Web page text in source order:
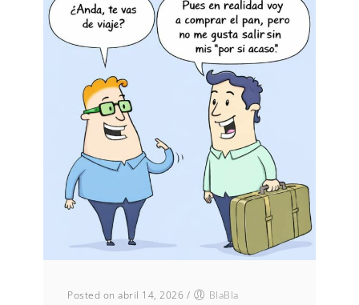
Posted on abril 14, 2026 / BlaBla